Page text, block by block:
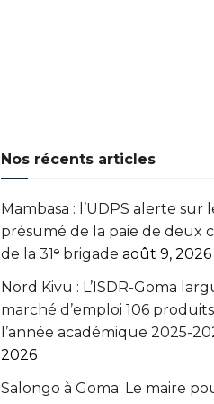
Nos récents articles
Mambasa : l’UDPS alerte sur
présumé de la paie de deux
de la 31ᵉ brigade août 9, 2026
Nord Kivu : L’ISDR-Goma
marché d’emploi 106
l’année académique 2025-
2026
Salongo à Goma: Le maire